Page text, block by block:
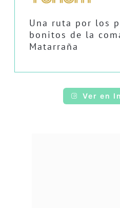
Una ruta por los
bonitos de la
Matarraña
Ver en